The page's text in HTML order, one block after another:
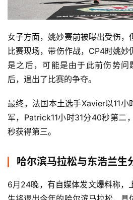
女子方面，姚妙赛前被曝出受伤，
比赛现场，带伤作战，CP4时姚妙
是之后，可能是由于此前伤势
后，退出了比赛的争夺。
最终，法国本土选手Xavier以11
军，Patrick11小时31分40秒第二
秒获得第三。
哈尔滨马拉松与东浩兰生
6月24晚，有自媒体发文爆料称，